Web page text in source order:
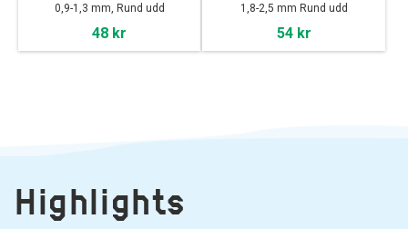
0,9-1,3 mm, Rund udd
48 kr
1,8-2,5 mm Rund udd
54 kr
Highlights